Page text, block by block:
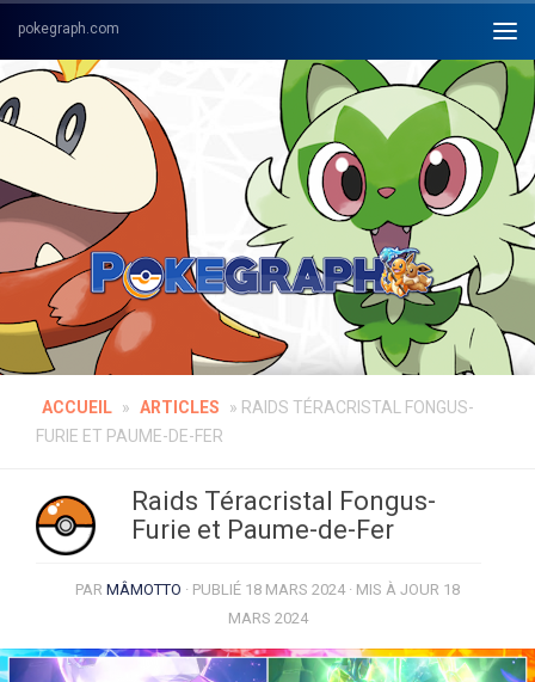
Skip to content
ACCUEIL » ARTICLES » RAIDS TÉRACRISTAL FONGUS-
FURIE ET PAUME-DE-FER
Raids Téracristal Fongus-
Furie et Paume-de-Fer
PAR MÂMOTTO · PUBLIÉ 18 MARS 2024· MIS À JOUR 18
MARS 2024